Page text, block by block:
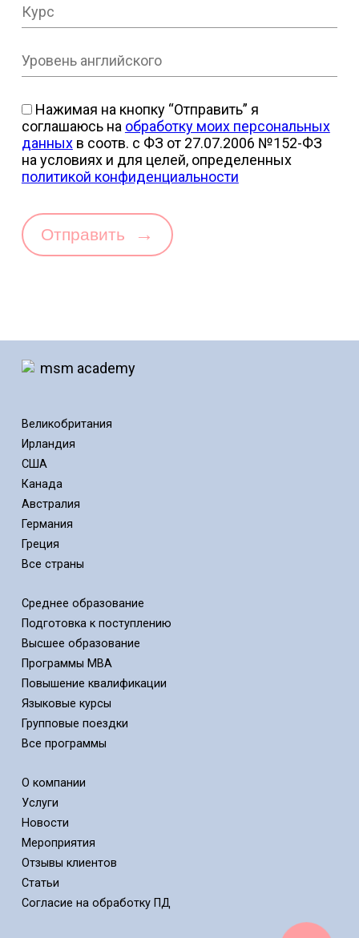
Нажимая на кнопку “Отправить” я
соглашаюсь на обработку моих персональных
данныхв соотв. с ФЗ от 27.07.2006 №152-ФЗ
на условиях и для целей, определенных
политикой конфиденциальности
Отправить →
Великобритания
Ирландия
США
Канада
Австралия
Германия
Греция
Все страны
Среднее образование
Подготовка к поступлению
Высшее образование
Программы MBA
Повышение квалификации
Языковые курсы
Групповые поездки
Все программы
О компании
Услуги
Новости
Мероприятия
Отзывы клиентов
Статьи
Cогласие на обработку ПД